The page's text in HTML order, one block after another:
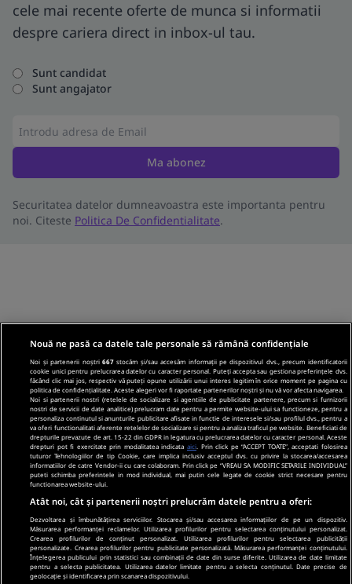
cele mai recente oferte de munca si informatii
despre cariera direct in inbox-ul tau.
Sunt candidat
Sunt angajator
Ma abonez
Securitatea datelor dumneavoastra este importanta pentru
noi. Citeste Politica De Confidentialitate.
Nouă ne pasă ca datele tale personale să rămână confidențiale
Noi și partenerii noștri667 stocăm și/sau accesăm informații pe dispozitivul dvs., precum identificatorii
cookie unici pentru prelucrarea datelor cu caracter personal. Puteți accepta sau gestiona preferințele dvs.
făcând clic mai jos, respectiv vă puteți opune utilizării unui interes legitim în orice moment pe pagina cu
politica de confidențialitate. Aceste alegeri vor fi raportate partenerilor noștri și nu vă vor afecta navigarea.
Noi si partenerii nostri (retelele de socializare si agentiile de publicitate partenere, precum si furnizorii
nostri de servicii de date analitice) prelucram date pentru a permite website-ului sa functioneze, pentru a
personaliza continutul si anunturile publicitare afisate in functie de interesele si/sau profilul dvs., pentru a
va oferi functionalitati aferente retelelor de socializare si pentru a analiza traficul pe website. Beneficiati de
drepturile prevazute de art. 15-22 din GDPR in legatura cu prelucrarea datelor cu caracter personal. Aceste
drepturi pot fi exercitate prin modalitatea indicata aici . Prin click pe “ACCEPT TOATE”, acceptati folosirea
tuturor Tehnologiilor de tip Cookie, care implica inclusiv acceptul dvs. cu privire la stocarea/accesarea
informatiilor de catre Vendor-ii cu care colaboram. Prin click pe “VREAU SA MODIFIC SETARILE INDIVIDUAL”
puteti schimba preferintele in mod individual, mai putin cele legate de cookie strict necesare pentru
functionarea website-ului.
Atât noi, cât și partenerii noștri prelucrăm datele pentru a oferi:
Dezvoltarea și îmbunătățirea serviciilor. Stocarea și/sau accesarea informațiilor de pe un dispozitiv.
Măsurarea performanței reclamelor. Utilizarea profilurilor pentru selectarea conținutului personalizat.
Crearea profilurilor de conținut personalizat. Utilizarea profilurilor pentru selectarea publicității
personalizate. Crearea profilurilor pentru publicitate personalizată. Măsurarea performanței conținutului.
Înțelegerea publicului prin statistici sau combinații de date din surse diferite. Utilizarea de date limitate
pentru a selecta publicitatea. Utilizarea datelor limitate pentru a selecta conținutul. Date precise de
geolocație și identificarea prin scanarea dispozitivului.